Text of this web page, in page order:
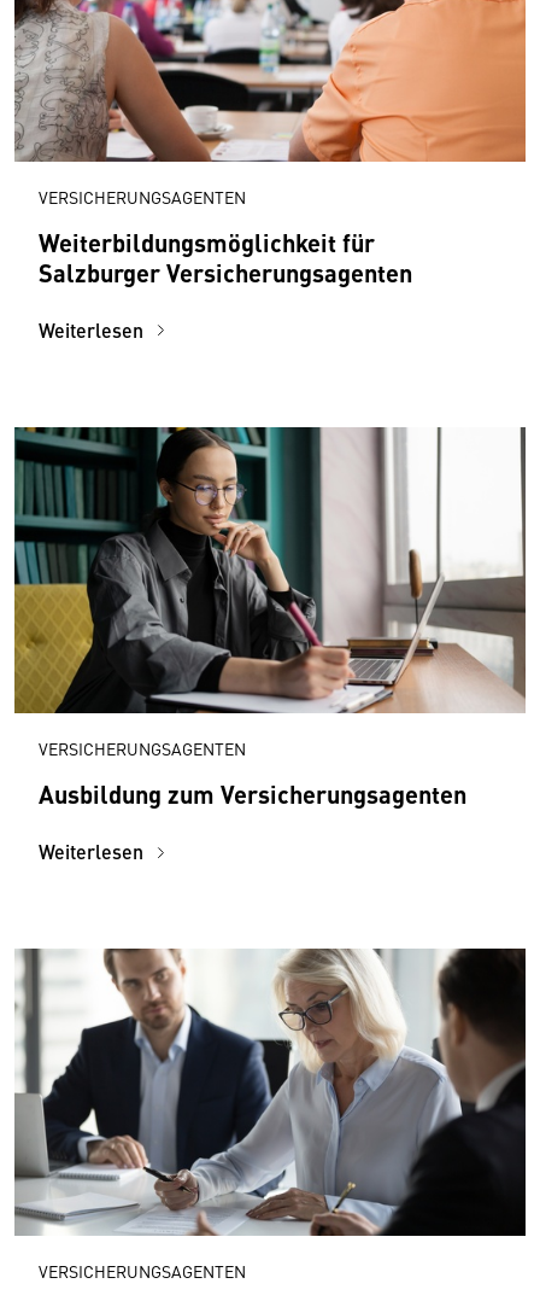
VERSICHERUNGSAGENTEN
Weiterbildungsmöglichkeit für
Salzburger Versicherungsagenten
Weiterlesen
VERSICHERUNGSAGENTEN
Ausbildung zum Versicherungsagenten
Weiterlesen
VERSICHERUNGSAGENTEN